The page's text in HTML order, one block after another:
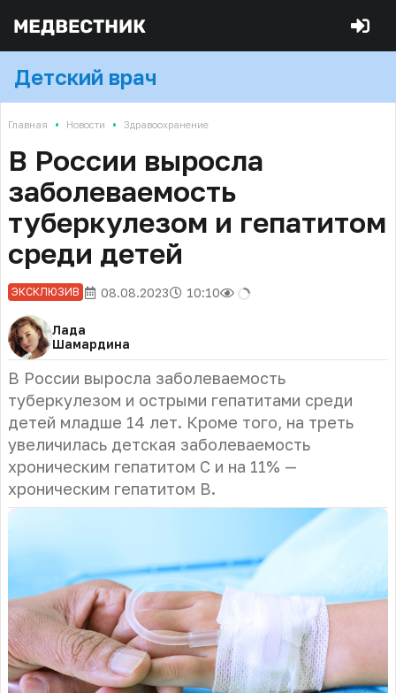
Детский врач
Главная • Новости • Здравоохранение
В России выросла
заболеваемость
туберкулезом и гепатитом
среди детей
ЭКСКЛЮЗИВ 08.08.2023 10:10
Лада
Шамардина
В России выросла заболеваемость
туберкулезом и острыми гепатитами среди
детей младше 14 лет. Кроме того, на треть
увеличилась детская заболеваемость
хроническим гепатитом С и на 11% —
хроническим гепатитом B.